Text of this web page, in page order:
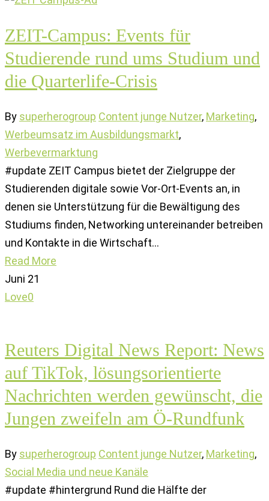
ZEIT-Campus: Events für
Studierende rund ums Studium und
die Quarterlife-Crisis
By superherogroup Content junge Nutzer, Marketing,
Werbeumsatz im Ausbildungsmarkt,
Werbevermarktung
#update ZEIT Campus bietet der Zielgruppe der
Studierenden digitale sowie Vor-Ort-Events an, in
denen sie Unterstützung für die Bewältigung des
Studiums finden, Networking untereinander betreiben
und Kontakte in die Wirtschaft…
Read More
Juni 21
Love0
Reuters Digital News Report: News
auf TikTok, lösungsorientierte
Nachrichten werden gewünscht, die
Jungen zweifeln am Ö-Rundfunk
By superherogroup Content junge Nutzer, Marketing,
Social Media und neue Kanäle
#update #hintergrund Rund die Hälfte der